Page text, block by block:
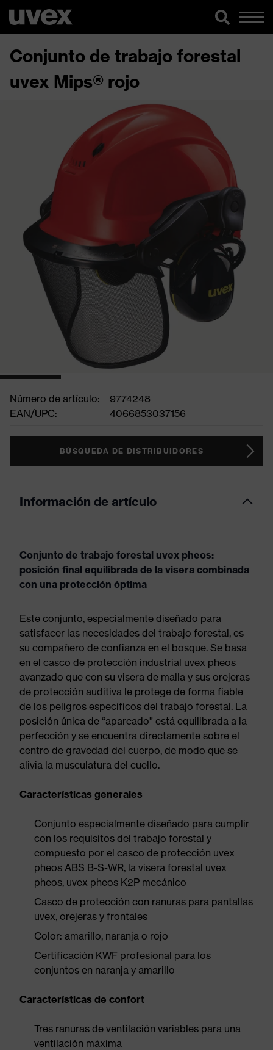
Conjunto de trabajo forestal
uvex Mips® rojo
Número de artículo:
9774248
EAN/UPC:
4066853037156
BÚSQUEDA DE DISTRIBUIDORES
Información de artículo
Conjunto de trabajo forestal uvex pheos:
posición final equilibrada de la visera combinada
con una protección óptima
Este conjunto, especialmente diseñado para
satisfacer las necesidades del trabajo forestal, es
su compañero de confianza en el bosque. Se basa
en el casco de protección industrial uvex pheos
avanzado que con su visera de malla y sus orejeras
de protección auditiva le protege de forma fiable
de los peligros específicos del trabajo forestal. La
posición única de “aparcado” está equilibrada a la
perfección y se encuentra directamente sobre el
centro de gravedad del cuerpo, de modo que se
alivia la musculatura del cuello.
Características generales
Conjunto especialmente diseñado para cumplir
con los requisitos del trabajo forestal y
compuesto por el casco de protección uvex
pheos ABS B-S-WR, la visera forestal uvex
pheos, uvex pheos K2P mecánico
Casco de protección con ranuras para pantallas
uvex, orejeras y frontales
Color: amarillo, naranja o rojo
Certificación KWF profesional para los
conjuntos en naranja y amarillo
Características de confort
Tres ranuras de ventilación variables para una
ventilación máxima